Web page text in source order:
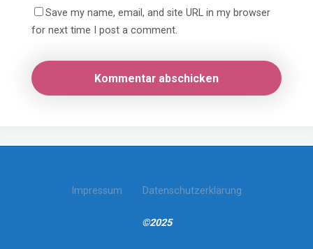
Save my name, email, and site URL in my browser
for next time I post a comment.
Impressum Datenschutzerklärung
©2025